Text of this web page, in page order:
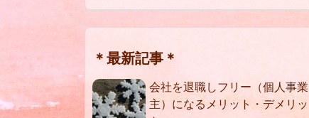
＊最新記事＊
会社を退職しフリー（個人事業
主）になるメリット・デメリッ